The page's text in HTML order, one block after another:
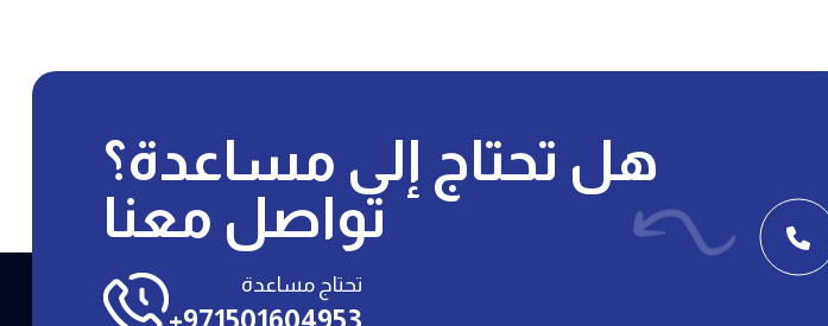
هل تحتاج إلى مساعدة؟
تواصل معنا
تحتاج مساعدة
+971501604953